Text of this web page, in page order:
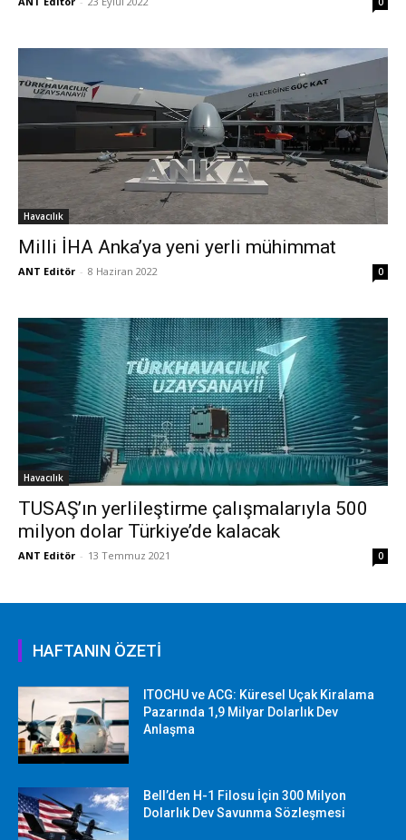
Havacılık
Milli İHA Anka’ya yeni yerli mühimmat
ANT Editör - 8 Haziran 2022 0
Havacılık
TUSAŞ’ın yerlileştirme çalışmalarıyla 500
milyon dolar Türkiye’de kalacak
ANT Editör - 13 Temmuz 2021 0
HAFTANIN ÖZETİ
ITOCHU ve ACG: Küresel Uçak Kiralama
Pazarında 1,9 Milyar Dolarlık Dev
Anlaşma
Bell’den H-1 Filosu İçin 300 Milyon
Dolarlık Dev Savunma Sözleşmesi